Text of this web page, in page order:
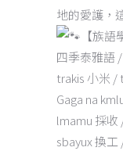
地的愛護，
【族語
四季泰雅語
trakis 小米 /
Gaga na
lmamu 採收
sbayux 換工